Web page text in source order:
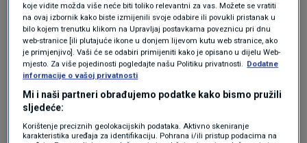
Miroslav Šeparović.
Ustavni sud već je odlučivao o cijelom nizu
odluka Nacionalnog stožera.
"I tu možemo utvrditi da ipak u najvećem broju
koje vidite možda više neće biti toliko relevantni za vas. Možete se vratiti
na ovaj izbornik kako biste izmijenili svoje odabire ili povukli pristanak u
bilo kojem trenutku klikom na Upravljaj postavkama poveznicu pri dnu
web-stranice [ili plutajuće ikone u donjem lijevom kutu web stranice, ako
je primjenjivo]. Vaši će se odabiri primijeniti kako je opisano u dijelu Web-
mjesto. Za više pojedinosti pogledajte našu Politiku privatnosti. Dodatne
informacije o vašoj privatnosti
Mi i naši partneri obrađujemo podatke kako bismo pružili
sljedeće:
Korištenje preciznih geolokacijskih podataka. Aktivno skeniranje
karakteristika uređaja za identifikaciju. Pohrana i/ili pristup podacima na